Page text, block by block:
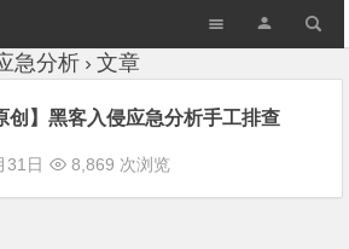
急分析 文章
创】黑客入侵应急分析手工排查
31日 8,869 次浏览